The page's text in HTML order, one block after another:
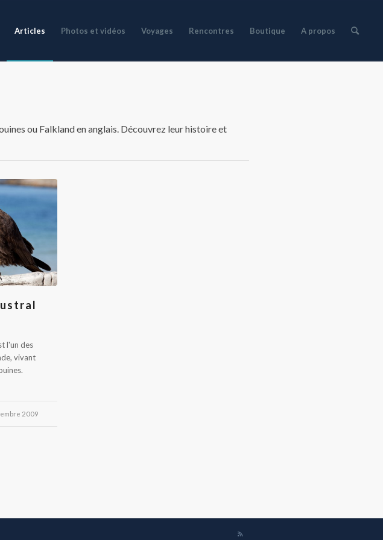
Articles Photos et vidéos Voyages Rencontres Boutique A propos
ou Falkland en anglais. Découvrez leur histoire et
l'un des
vivant
2009